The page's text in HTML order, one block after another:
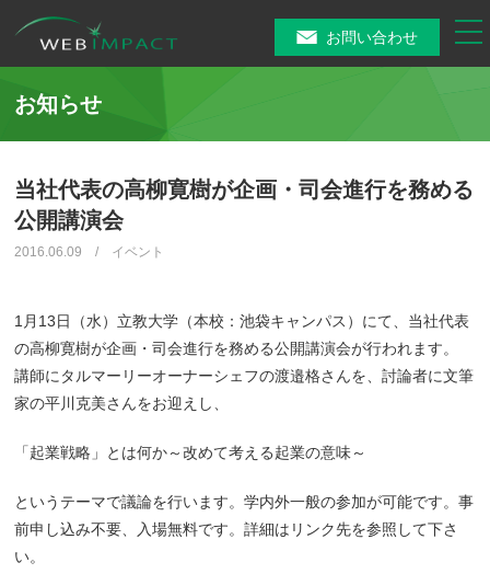
お問い合わせ
お知らせ
当社代表の高柳寛樹が企画・司会進行を務める
公開講演会
2016.06.09 / イベント
1月13日（水）立教大学（本校：池袋キャンパス）にて、当社代表
の高柳寛樹が企画・司会進行を務める公開講演会が行われます。
講師にタルマーリーオーナーシェフの渡邉格さんを、討論者に文筆
家の平川克美さんをお迎えし、
「起業戦略」とは何か～改めて考える起業の意味～
というテーマで議論を行います。学内外一般の参加が可能です。事
前申し込み不要、入場無料です。詳細はリンク先を参照して下さ
い。